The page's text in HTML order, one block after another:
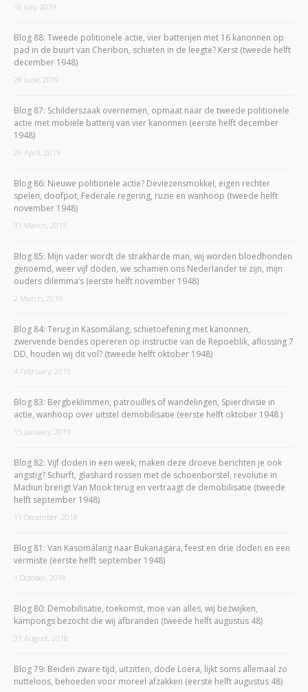
16 July, 2019
Blog 88: Tweede politionele actie, vier batterijen met 16 kanonnen op
pad in de buurt van Cheribon, schieten in de leegte? Kerst (tweede helft
december 1948)
28 June, 2019
Blog 87: Schilderszaak overnemen, opmaat naar de tweede politionele
actie met mobiele batterij van vier kanonnen (eerste helft december
1948)
29 April, 2019
Blog 86: Nieuwe politionele actie? Deviezensmokkel, eigen rechter
spelen, doofpot, Federale regering, ruzie en wanhoop (tweede helft
november 1948)
31 March, 2019
Blog 85: Mijn vader wordt de strakharde man, wij worden bloedhonden
genoemd, weer vijf doden, we schamen ons Nederlander te zijn, mijn
ouders dilemma’s (eerste helft november 1948)
2 March, 2019
Blog 84: Terug in Kasomálang, schietoefening met kanonnen,
zwervende bendes opereren op instructie van de Repoeblik, aflossing 7
DD, houden wij dit vol? (tweede helft oktober 1948)
4 February, 2019
Blog 83: Bergbeklimmen, patrouilles of wandelingen, Spierdivisie in
actie, wanhoop over uitstel demobilisatie (eerste helft oktober 1948 )
15 January, 2019
Blog 82: Vijf doden in een week, maken deze droeve berichten je ook
angstig? Schurft, glashard rossen met de schoenborstel, revolutie in
Madiun brengt Van Mook terug en vertraagt de demobilisatie (tweede
helft september 1948)
11 December, 2018
Blog 81: Van Kasomálang naar Bukanagara, feest en drie doden en een
vermiste (eerste helft september 1948)
1 October, 2018
Blog 80: Demobilisatie, toekomst, moe van alles, wij bezwijken,
kampongs bezocht die wij afbranden (tweede helft augustus 48)
31 August, 2018
Blog 79: Beiden zware tijd, uitzitten, dode Loera, lijkt soms allemaal zo
nutteloos, behoeden voor moreel afzakken (eerste helft augustus 48)